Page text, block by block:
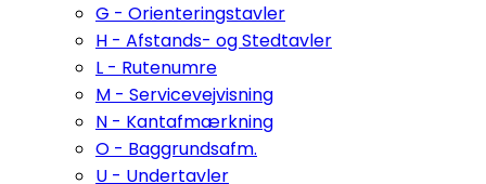
G - Orienteringstavler
H - Afstands- og Stedtavler
L - Rutenumre
M - Servicevejvisning
N - Kantafmærkning
O - Baggrundsafm.
U - Undertavler